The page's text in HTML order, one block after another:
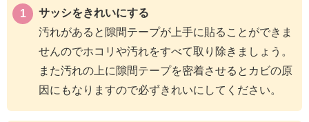
サッシをきれいにする
汚れがあると隙間テープが上手に貼ることができま
せんのでホコリや汚れをすべて取り除きましょう。
また汚れの上に隙間テープを密着させるとカビの原
因にもなりますので必ずきれいにしてください。